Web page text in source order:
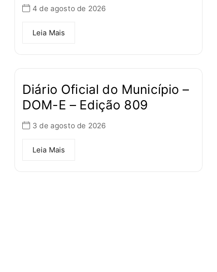
4 de agosto de 2026
Leia Mais
Diário Oficial do Município –
DOM-E – Edição 809
3 de agosto de 2026
Leia Mais